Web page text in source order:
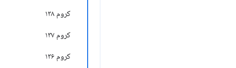
کروم ۱۳۸
کروم ۱۳۷
کروم ۱۳۶